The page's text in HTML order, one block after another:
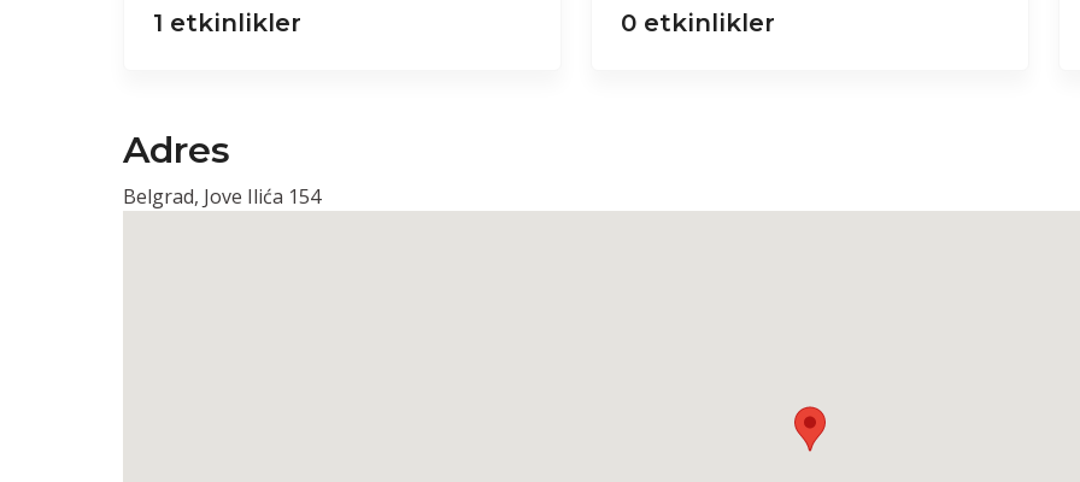
1 etkinlikler 0 etkinlikler
Adres
Belgrad, Jove Ilića 154